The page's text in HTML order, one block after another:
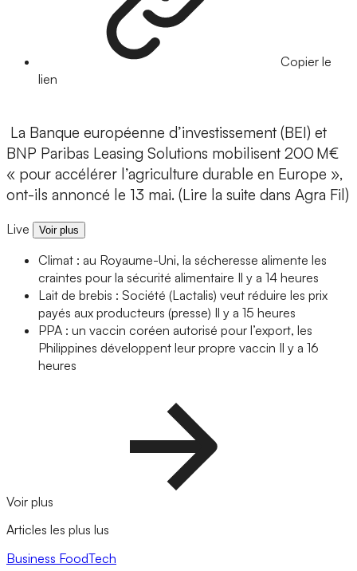
Copier le
lien
La Banque européenne d’investissement (BEI) et
BNP Paribas Leasing Solutions mobilisent 200 M€
« pour accélérer l’agriculture durable en Europe »,
ont-ils annoncé le 13 mai. (Lire la suite dans Agra Fil)
Live Voir plus
Climat : au Royaume-Uni, la sécheresse alimente les
craintes pour la sécurité alimentaire Il y a 14 heures
Lait de brebis : Société (Lactalis) veut réduire les prix
payés aux producteurs (presse) Il y a 15 heures
PPA : un vaccin coréen autorisé pour l’export, les
Philippines développent leur propre vaccin Il y a 16
heures
Voir plus
Articles les plus lus
Business FoodTech